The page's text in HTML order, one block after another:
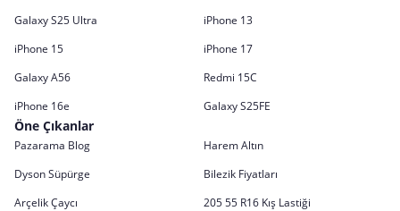
Galaxy S25 Ultra
iPhone 13
iPhone 15
iPhone 17
Galaxy A56
Redmi 15C
iPhone 16e
Galaxy S25FE
Öne Çıkanlar
Pazarama Blog
Harem Altın
Dyson Süpürge
Bilezik Fiyatları
Arçelik Çaycı
205 55 R16 Kış Lastiği